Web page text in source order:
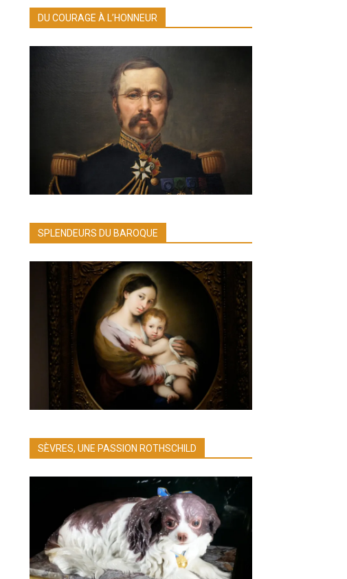
DU COURAGE À L’HONNEUR
SPLENDEURS DU BAROQUE
SÈVRES, UNE PASSION ROTHSCHILD